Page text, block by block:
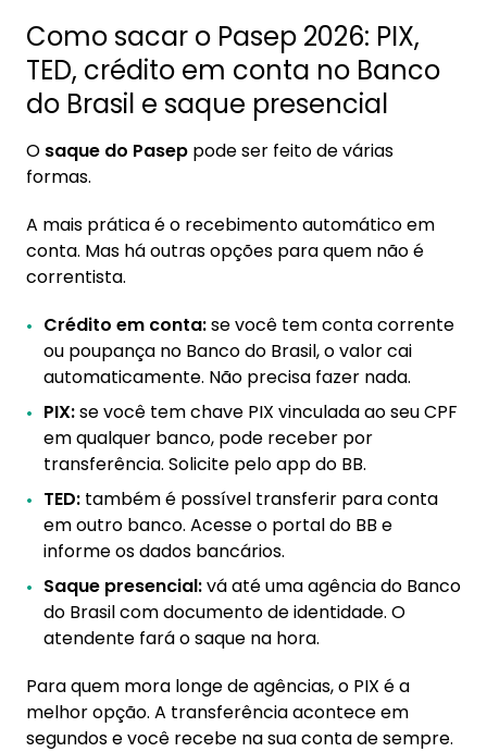
Como sacar o Pasep 2026: PIX,
TED, crédito em conta no Banco
do Brasil e saque presencial
O saque do Pasep pode ser feito de várias
formas.
A mais prática é o recebimento automático em
conta. Mas há outras opções para quem não é
correntista.
Crédito em conta:se você tem conta corrente
ou poupança no Banco do Brasil, o valor cai
automaticamente. Não precisa fazer nada.
PIX:se você tem chave PIX vinculada ao seu CPF
em qualquer banco, pode receber por
transferência. Solicite pelo app do BB.
TED: também é possível transferir para conta
em outro banco. Acesse o portal do BB e
informe os dados bancários.
Saque presencial:vá até uma agência do Banco
do Brasil com documento de identidade. O
atendente fará o saque na hora.
Para quem mora longe de agências, o PIX é a
melhor opção. A transferência acontece em
segundos e você recebe na sua conta de sempre.